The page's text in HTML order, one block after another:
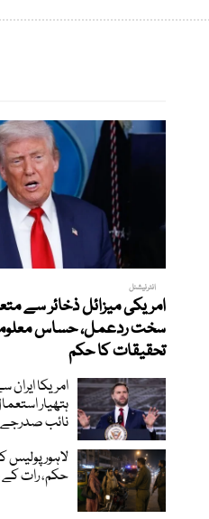
انٹرنیشنل
امریکی میزائل ذخائر سے
سخت ردعمل، حساس
تحقیقات کا حکم
امریکا
ہتھیار
نائب
لاہور پولیس
حکم، رات کے